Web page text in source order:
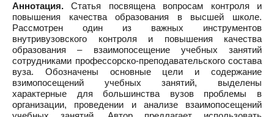
Аннотация. Статья посвящена вопросам контроля и
повышения качества образования в высшей школе.
Рассмотрен один из важных инструментов
внутривузовского контроля и повышения качества
образования – взаимопосещение учебных занятий
сотрудниками профессорско-преподавательского состава
вуза. Обозначены основные цели и содержание
взимопосещений учебных занятий, выделены
характерные для большинства вузов проблемы в
организации, проведении и анализе взаимопосещений